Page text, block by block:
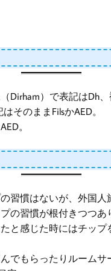
Dirham）で表記はDh
そのままFilsかAED。
。
習慣はないが、外国人
の習慣が根付きつつあ
と感じた時にはチップ
でもらったりルームサ